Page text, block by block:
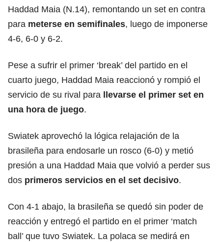
Haddad Maia (N.14), remontando un set en contra
para meterse en semifinales, luego de imponerse
4-6, 6-0 y 6-2.
Pese a sufrir el primer ‘break’ del partido en el
cuarto juego, Haddad Maia reaccionó y rompió el
servicio de su rival para llevarse el primer set en
una hora de juego.
Swiatek aprovechó la lógica relajación de la
brasileña para endosarle un rosco (6-0) y metió
presión a una Haddad Maia que volvió a perder sus
dos primeros servicios en el set decisivo.
Con 4-1 abajo, la brasileña se quedó sin poder de
reacción y entregó el partido en el primer ‘match
ball’ que tuvo Swiatek. La polaca se medirá en